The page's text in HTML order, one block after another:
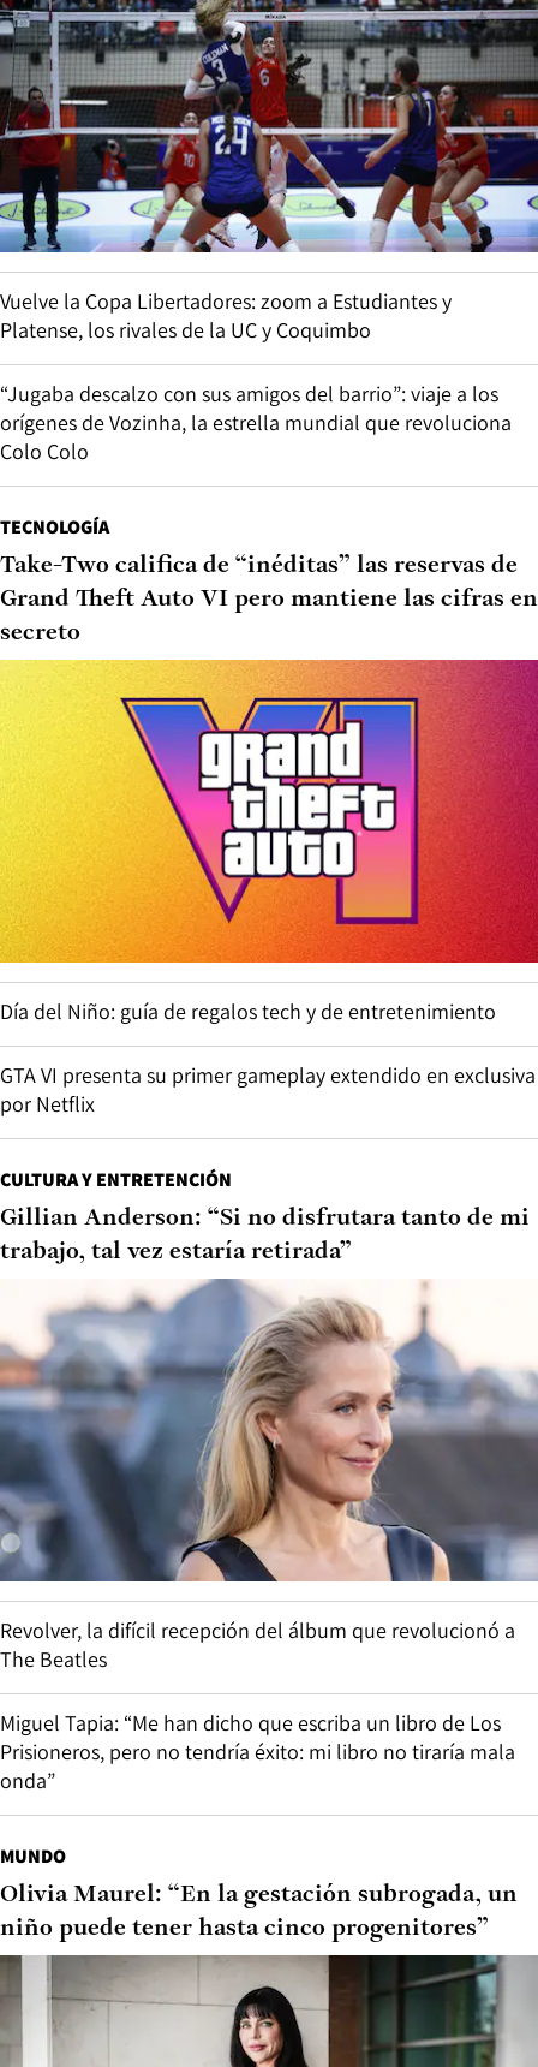
Vuelve la Copa Libertadores: zoom a Estudiantes y
Platense, los rivales de la UC y Coquimbo
“Jugaba descalzo con sus amigos del barrio”: viaje a los
orígenes de Vozinha, la estrella mundial que revoluciona
Colo Colo
TECNOLOGÍA
Take-Two califica de “inéditas” las reservas de
Grand Theft Auto VI pero mantiene las cifras en
secreto
Día del Niño: guía de regalos tech y de entretenimiento
GTA VI presenta su primer gameplay extendido en exclusiva
por Netflix
CULTURA Y ENTRETENCIÓN
Gillian Anderson: “Si no disfrutara tanto de mi
trabajo, tal vez estaría retirada”
Revolver, la difícil recepción del álbum que revolucionó a
The Beatles
Miguel Tapia: “Me han dicho que escriba un libro de Los
Prisioneros, pero no tendría éxito: mi libro no tiraría mala
onda”
MUNDO
Olivia Maurel: “En la gestación subrogada, un
niño puede tener hasta cinco progenitores”